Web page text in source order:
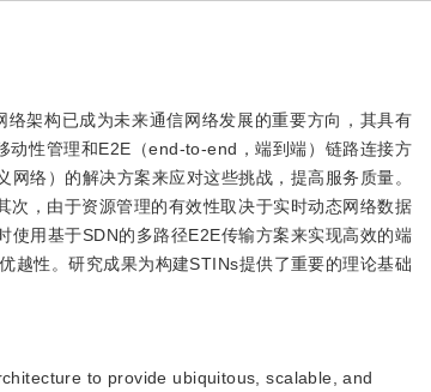
架构已成为未来通信网络发展的重要方向，其具有
动性管理和E2E（end-to-end，端到端）链路连接方
络）的解决方案来应对这些挑战，提高服务质量。
，由于资源管理的有效性取决于实时动态网络数据
使用基于SDN的多路径E2E传输方案来实现高效的端
越性。研究成果为构建STINs提供了重要的理论基础
to provide ubiquitous, scalable, and